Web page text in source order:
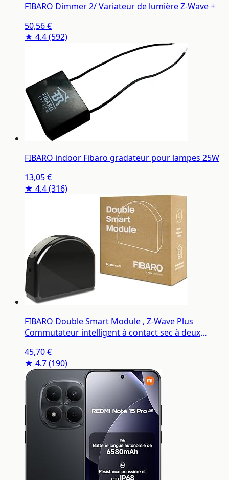
FIBARO Dimmer 2/ Variateur de lumière Z-Wave +
50,56 €
★ 4.4(592)
FIBARO indoor Fibaro gradateur pour lampes 25W
13,05 €
★ 4.4(316)
FIBARO Double Smart Module , Z-Wave Plus
Commutateur intelligent à contact sec à deux
45,70 €
★ 4.7(190)